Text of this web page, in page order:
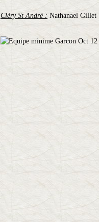
Cléry St André : Nathanael Gillet